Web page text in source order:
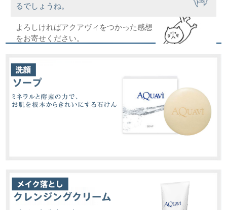
るでしょうね。
よろしければアクアヴィをつかった感想
をお寄せください。